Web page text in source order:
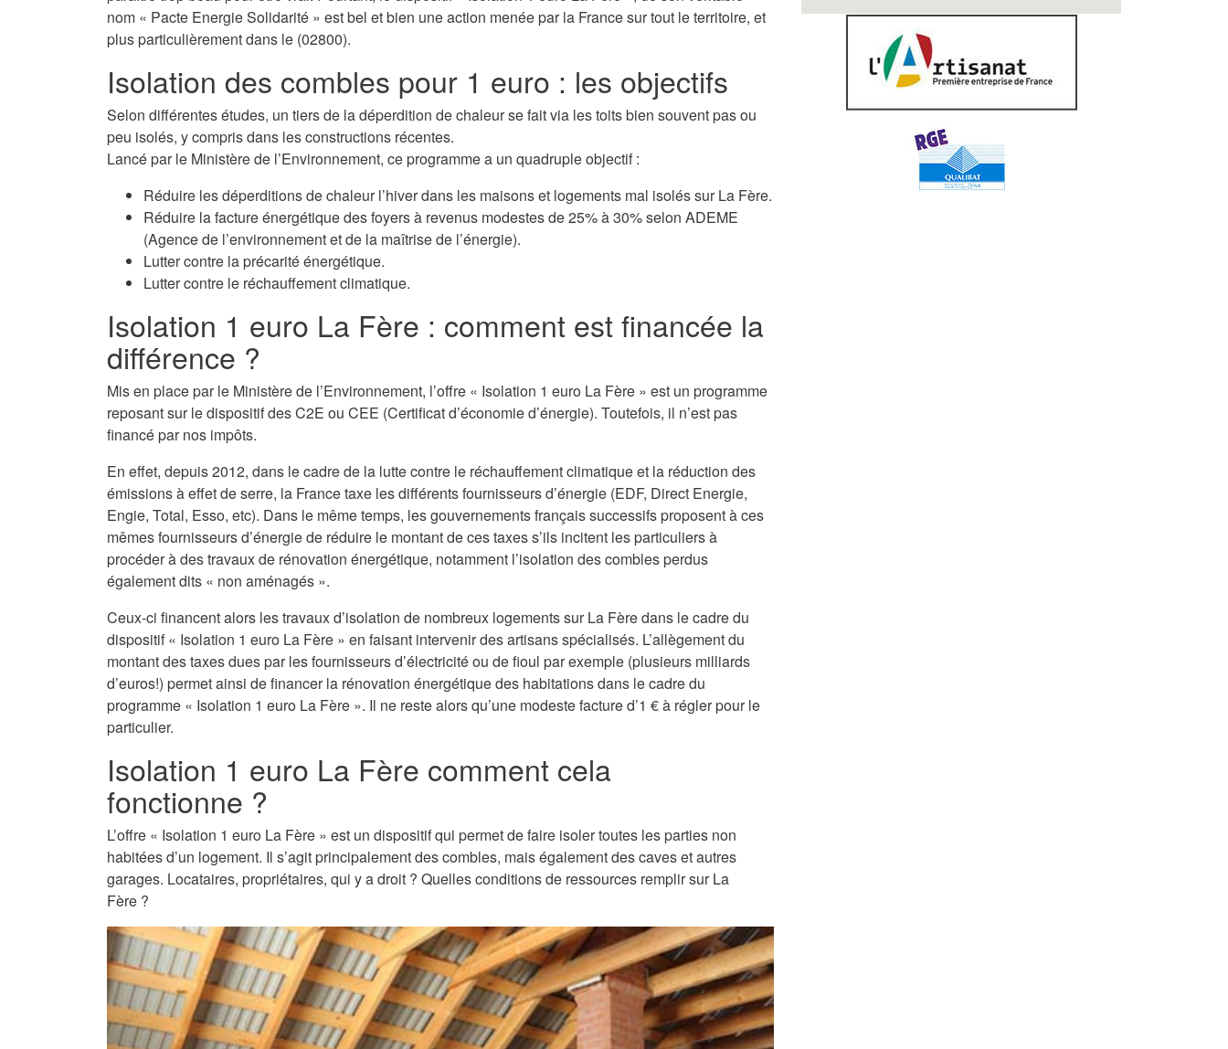
nom « Pacte Energie Solidarité » est bel et bien une action menée par la France sur tout le territoire, et
plus particulièrement dans le (02800).
Isolation des combles pour 1 euro : les objectifs
Selon différentes études, un tiers de la déperdition de chaleur se fait via les toits bien souvent pas ou
peu isolés, y compris dans les constructions récentes.
Lancé par le Ministère de l’Environnement, ce programme a un quadruple objectif :
Réduire les déperditions de chaleur l’hiver dans les maisons et logements mal isolés sur La Fère.
Réduire la facture énergétique des foyers à revenus modestes de 25% à 30% selon ADEME
(Agence de l’environnement et de la maîtrise de l’énergie).
Lutter contre la précarité énergétique.
Lutter contre le réchauffement climatique.
Isolation 1 euro La Fère : comment est financée la
différence ?
Mis en place par le Ministère de l’Environnement, l’offre « Isolation 1 euro La Fère » est un programme
reposant sur le dispositif des C2E ou CEE (Certificat d’économie d’énergie). Toutefois, il n’est pas
financé par nos impôts.
En effet, depuis 2012, dans le cadre de la lutte contre le réchauffement climatique et la réduction des
émissions à effet de serre, la France taxe les différents fournisseurs d’énergie (EDF, Direct Energie,
Engie, Total, Esso, etc). Dans le même temps, les gouvernements français successifs proposent à ces
mêmes fournisseurs d’énergie de réduire le montant de ces taxes s’ils incitent les particuliers à
procéder à des travaux de rénovation énergétique, notamment l’isolation des combles perdus
également dits « non aménagés ».
Ceux-ci financent alors les travaux d’isolation de nombreux logements sur La Fère dans le cadre du
dispositif « Isolation 1 euro La Fère » en faisant intervenir des artisans spécialisés. L’allègement du
montant des taxes dues par les fournisseurs d’électricité ou de fioul par exemple (plusieurs milliards
d’euros!) permet ainsi de financer la rénovation énergétique des habitations dans le cadre du
programme « Isolation 1 euro La Fère ». Il ne reste alors qu’une modeste facture d’1 € à régler pour le
particulier.
Isolation 1 euro La Fère comment cela
fonctionne ?
L’offre « Isolation 1 euro La Fère » est un dispositif qui permet de faire isoler toutes les parties non
habitées d’un logement. Il s’agit principalement des combles, mais également des caves et autres
garages. Locataires, propriétaires, qui y a droit ? Quelles conditions de ressources remplir sur La
Fère ?